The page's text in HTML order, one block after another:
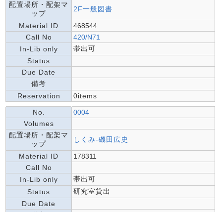
配置場所・配架マ
ップ
2F一般図書
Material ID
468544
Call No
420/N71
In-Lib only
帯出可
Status
Due Date
備考
Reservation
0items
No.
0004
Volumes
配置場所・配架マ
ップ
しくみ-磯田広史
Material ID
178311
Call No
In-Lib only
帯出可
Status
研究室貸出
Due Date